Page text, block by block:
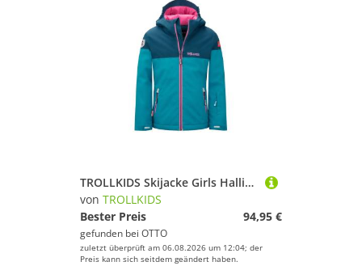
TROLLKIDS Skijacke Girls Hallingdal Jacket
von TROLLKIDS
Bester Preis
94,95 €
gefunden bei OTTO
zuletzt überprüft am 06.08.2026 um 12:04; der
Preis kann sich seitdem geändert haben.